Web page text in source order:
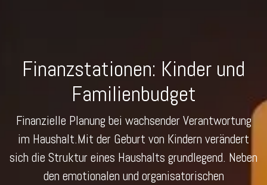
Finanzstationen: Kinder und
Familienbudget
Finanzielle Planung bei wachsender Verantwortung
im Haushalt.Mit der Geburt von Kindern verändert
sich die Struktur eines Haushalts grundlegend. Neben
den emotionalen und organisatorischen